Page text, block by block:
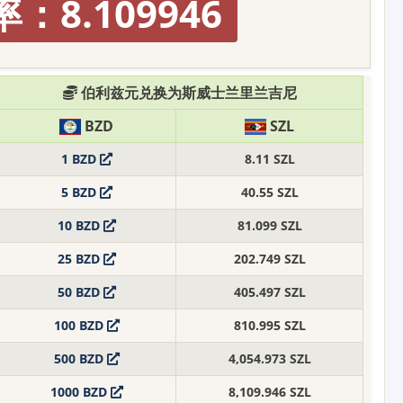
：8.109946
伯利兹元兑换为斯威士兰里兰吉尼
BZD
SZL
1 BZD
8.11 SZL
5 BZD
40.55 SZL
10 BZD
81.099 SZL
25 BZD
202.749 SZL
50 BZD
405.497 SZL
100 BZD
810.995 SZL
500 BZD
4,054.973 SZL
1000 BZD
8,109.946 SZL